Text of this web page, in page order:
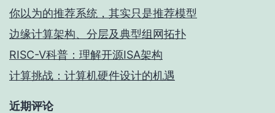
你以为的推荐系统，其实只是推荐模型
边缘计算架构、分层及典型组网拓扑
RISC-V科普：理解开源ISA架构
计算挑战：计算机硬件设计的机遇
近期评论